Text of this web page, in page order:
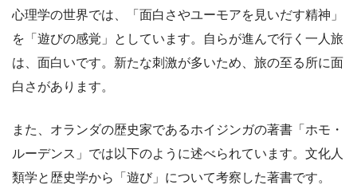
心理学の世界では、「面白さやユーモアを見いだす精神」
を「遊びの感覚」としています。自らが進んで行く一人旅
は、面白いです。新たな刺激が多いため、旅の至る所に面
白さがあります。
また、オランダの歴史家であるホイジンガの著書「ホモ・
ルーデンス」では以下のように述べられています。文化人
類学と歴史学から「遊び」について考察した著書です。